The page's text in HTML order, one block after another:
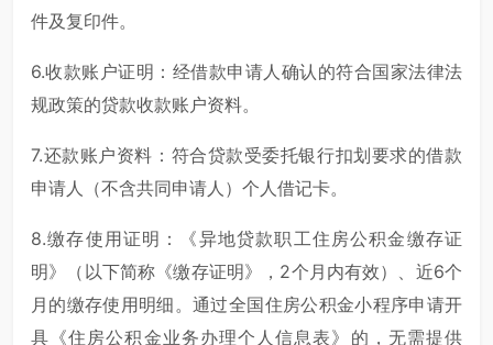
件及复印件。
6.收款账户证明：经借款申请人确认的符合国家法律法
规政策的贷款收款账户资料。
7.还款账户资料：符合贷款受委托银行扣划要求的借款
申请人（不含共同申请人）个人借记卡。
8.缴存使用证明：《异地贷款职工住房公积金缴存证
明》（以下简称《缴存证明》，2个月内有效）、近6个
月的缴存使用明细。通过全国住房公积金小程序申请开
具《住房公积金业务办理个人信息表》的，无需提供